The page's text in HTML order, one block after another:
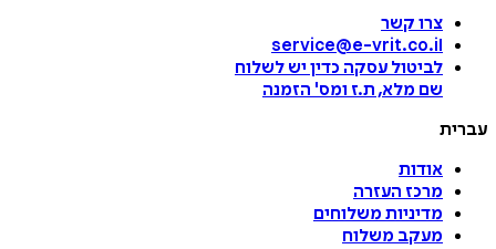
צרו קשר
service@e-vrit.co.il
לביטול עסקה כדין יש לשלוח
שם מלא, ת.ז ומס' הזמנה
עברית
אודות
מרכז העזרה
מדיניות משלוחים
מעקב משלוח